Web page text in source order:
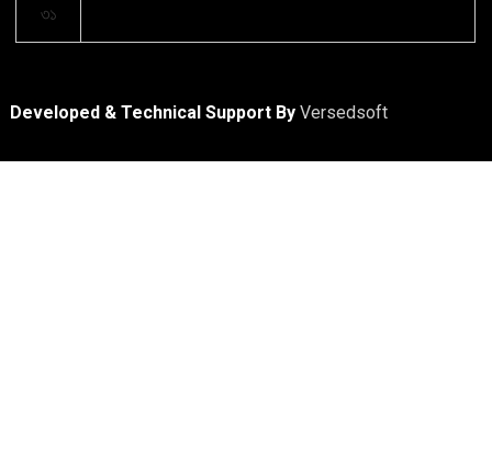
৩১
Developed & Technical Support ByVersedsoft